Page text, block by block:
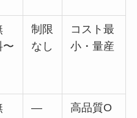
〜
制限
なし
コスト最
小・量産
—
高品質O